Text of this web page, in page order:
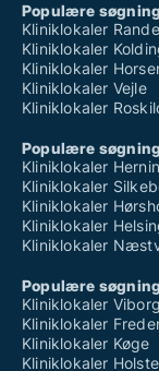
Populære
Kliniklokaler
Kliniklokaler
Kliniklokaler
Kliniklokaler Vejle
Kliniklokaler
Populære
Kliniklokaler
Kliniklokaler
Kliniklokaler
Kliniklokaler
Kliniklokaler
Populære
Kliniklokaler Viborg
Kliniklokaler
Kliniklokaler Køge
Kliniklokaler